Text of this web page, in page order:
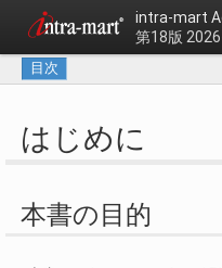
intra-mart
第18版
目次
はじめに
本書の目的